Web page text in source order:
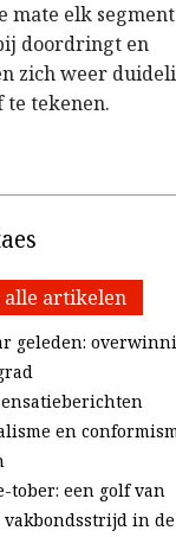
mate elk
doordringt en
zich weer
te tekenen.
artikelen
geleden:
en
tober: een golf van
in de